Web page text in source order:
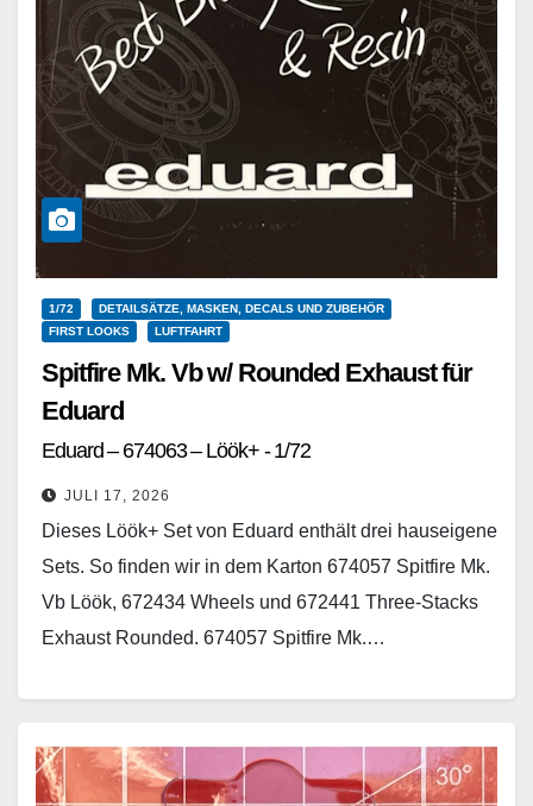
1/72
DETAILSÄTZE, MASKEN, DECALS UND ZUBEHÖR
FIRST LOOKS
LUFTFAHRT
Spitfire Mk. Vb w/ Rounded Exhaust für
Eduard
Eduard – 674063 – Löök+ - 1/72
JULI 17, 2026
Dieses Löök+ Set von Eduard enthält drei hauseigene
Sets. So finden wir in dem Karton 674057 Spitfire Mk.
Vb Löök, 672434 Wheels und 672441 Three-Stacks
Exhaust Rounded. 674057 Spitfire Mk.…